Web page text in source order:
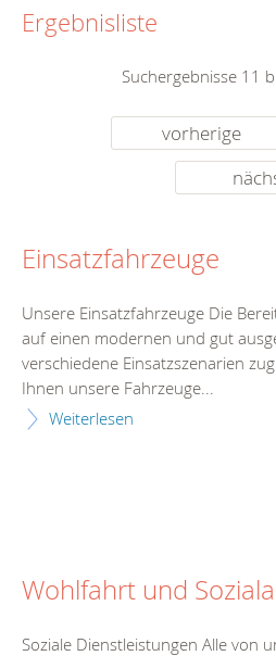
Ergebnisliste
Suchergebnisse 11
vorherige
Einsatzfahrzeuge
Unsere Einsatzfahrzeuge Die
auf einen modernen und gut
verschiedene Einsatzszenarien
Ihnen unsere Fahrzeuge...
Weiterlesen
Wohlfahrt und
Soziale Dienstleistungen Alle von